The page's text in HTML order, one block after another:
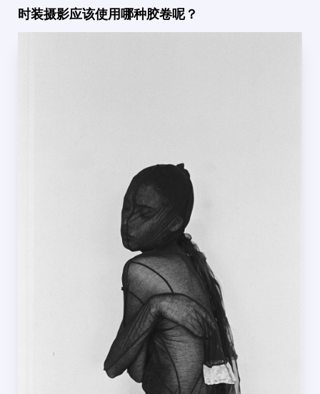
时装摄影应该使用哪种胶卷呢？